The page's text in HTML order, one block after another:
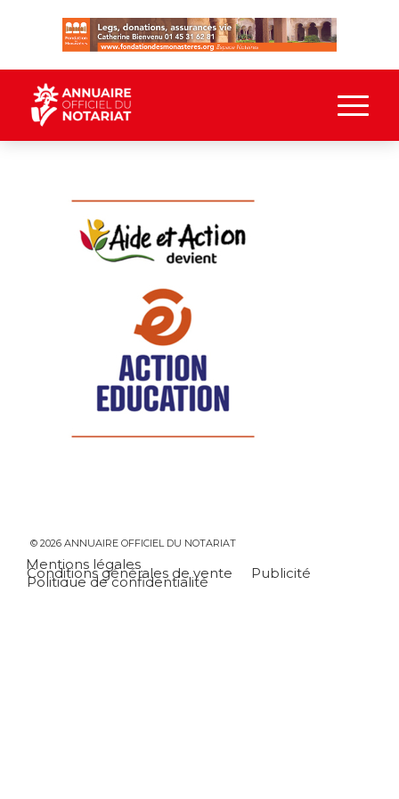
© 2026 ANNUAIRE OFFICIEL DU NOTARIAT
Mentions légales
Conditions générales de vente Publicité
Politique de confidentialité